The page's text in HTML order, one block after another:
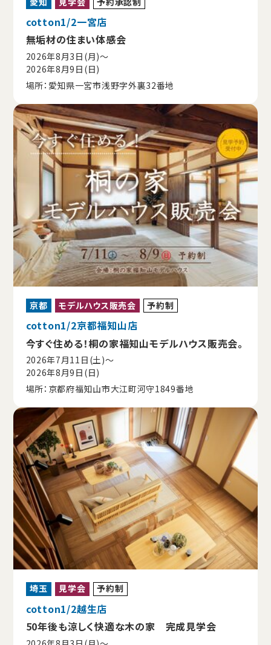
cotton1/2一宮店
無垢材の住まい体感会
2026年8月3日(月)〜
2026年8月9日(日)
場所：愛知県一宮市浅野字外裏32番地
京都 モデルハウス販売会 予約制
cotton1/2京都福知山店
今すぐ住める！桐の家福知山モデルハウス販売会。
2026年7月11日(土)〜
2026年8月9日(日)
場所：京都府福知山市大江町河守1849番地
埼玉 見学会 予約制
cotton1/2越生店
50年後も涼しく快適な木の家 完成見学会